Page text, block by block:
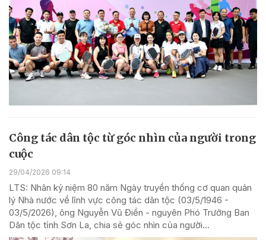
Công tác dân tộc từ góc nhìn của người trong
cuộc
29/04/2026 09:14
LTS: Nhân kỷ niệm 80 năm Ngày truyền thống cơ quan quản
lý Nhà nước về lĩnh vực công tác dân tộc (03/5/1946 -
03/5/2026), ông Nguyễn Vũ Điền - nguyên Phó Trưởng Ban
Dân tộc tỉnh Sơn La, chia sẻ góc nhìn của người...